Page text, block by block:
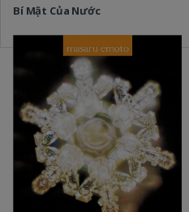
Bí Mật Của Nước